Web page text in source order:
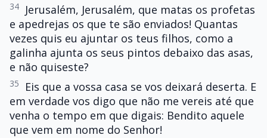
34
Jerusalém, Jerusalém, que matas os profetas
e apedrejas os que te são enviados! Quantas
vezes quis eu ajuntar os teus filhos, como a
galinha ajunta os seus pintos debaixo das asas,
e não quiseste?
35
Eis que a vossa casa se vos deixará deserta. E
em verdade vos digo que não me vereis até que
venha o tempo em que digais: Bendito aquele
que vem em nome do Senhor!